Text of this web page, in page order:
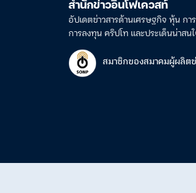
สำนักข่าวอินโฟเควสท์
อัปเดตข่าวสารด้านเศรษฐกิจ หุ้น กา
การลงทุน คริปโท และประเด็นน่าสน
สมาชิกของสมาคมผู้ผลิต